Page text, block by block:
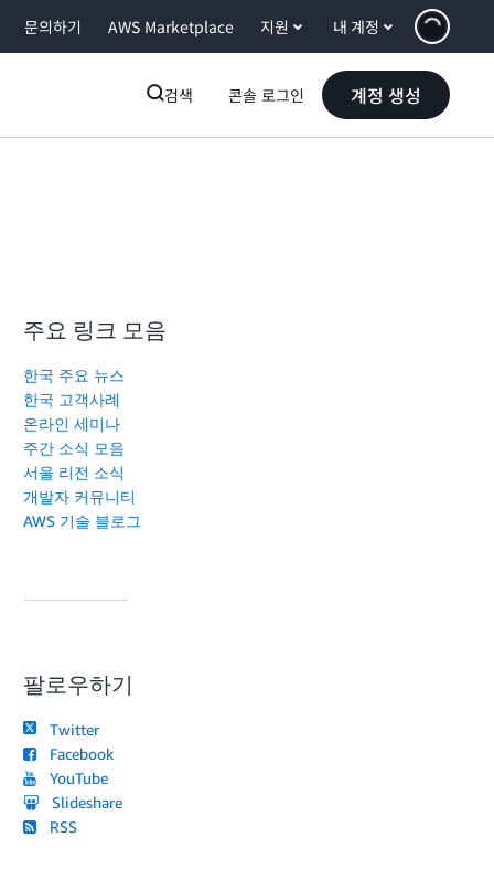
문의하기 AWS Marketplace 지원 내 계정
검색 콘솔 로그인 계정 생성
주요 링크 모음
한국 주요 뉴스
한국 고객사례
온라인 세미나
주간 소식 모음
서울 리전 소식
개발자 커뮤니티
AWS 기술 블로그
팔로우하기
Twitter
Facebook
YouTube
Slideshare
RSS